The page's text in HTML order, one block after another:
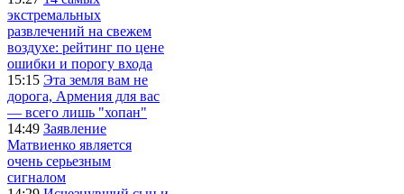
экстремальных
развлечений на свежем
воздухе: рейтинг по цене
ошибки и порогу входа
15:15 Эта земля вам не
дорога, Армения для вас
— всего лишь "хопан"
14:49 Заявление
Матвиенко является
очень серьезным
сигналом